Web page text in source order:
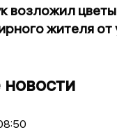
возложил
жителя